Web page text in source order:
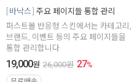
바낙스 주요 페이지들 통합 관리
퍼스트몰 반응형 스킨에서는 카테고리,
브랜드, 이벤트 등의 주요 페이지들을
통합 관리합니다
19,000원 26,000원 27%